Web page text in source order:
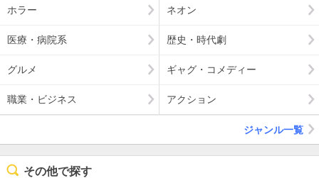
ホラー ネオン
医療・病院系 歴史・時代劇
グルメ ギャグ・コメディー
職業・ビジネス アクション
ジャンル一覧
その他で探す